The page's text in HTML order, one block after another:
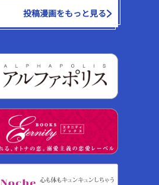
投稿漫画をもっと見る